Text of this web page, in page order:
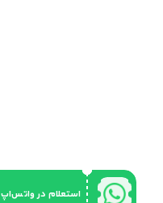
استعلام در واتس‌اپ